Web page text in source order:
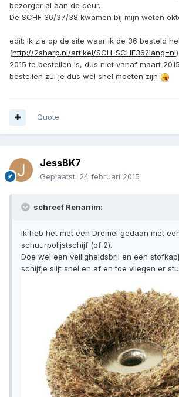
bezorger al aan de deur.
De SCHF 36/37/38 kwamen bij mijn weten
edit: Ik zie op de site waar ik de 36 besteld
(http://2sharp.nl/artikel/SCH-SCHF36?lang=nl
2015 te bestellen is, dus niet vanaf maart
bestellen zul je dus wel snel moeten zijn
Quote
JessBK7
Geplaatst: 24 februari 2015
schreef Renanim:
Ik heb het met een Dremel gedaan met
schuurpolijstschijf (of 2).
Doe wel een veiligheidsbril en een
schijfje slijt snel en af en toe vliegen er